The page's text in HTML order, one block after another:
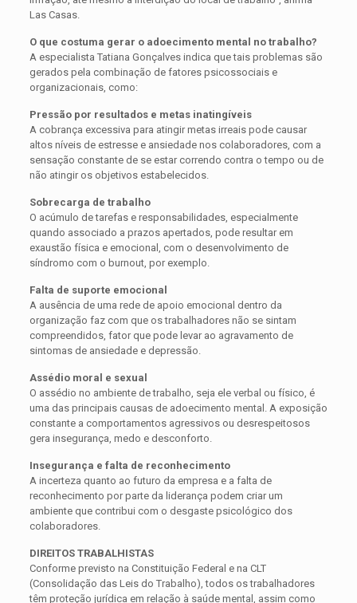
Las Casas.
O que costuma gerar o adoecimento mental no trabalho?
A especialista Tatiana Gonçalves indica que tais problemas são
gerados pela combinação de fatores psicossociais e
organizacionais, como:
Pressão por resultados e metas inatingíveis
A cobrança excessiva para atingir metas irreais pode causar
altos níveis de estresse e ansiedade nos colaboradores, com a
sensação constante de se estar correndo contra o tempo ou de
não atingir os objetivos estabelecidos.
Sobrecarga de trabalho
O acúmulo de tarefas e responsabilidades, especialmente
quando associado a prazos apertados, pode resultar em
exaustão física e emocional, com o desenvolvimento de
síndromo com o burnout, por exemplo.
Falta de suporte emocional
A ausência de uma rede de apoio emocional dentro da
organização faz com que os trabalhadores não se sintam
compreendidos, fator que pode levar ao agravamento de
sintomas de ansiedade e depressão.
Assédio moral e sexual
O assédio no ambiente de trabalho, seja ele verbal ou físico, é
uma das principais causas de adoecimento mental. A exposição
constante a comportamentos agressivos ou desrespeitosos
gera insegurança, medo e desconforto.
Insegurança e falta de reconhecimento
A incerteza quanto ao futuro da empresa e a falta de
reconhecimento por parte da liderança podem criar um
ambiente que contribui com o desgaste psicológico dos
colaboradores.
DIREITOS TRABALHISTAS
Conforme previsto na Constituição Federal e na CLT
(Consolidação das Leis do Trabalho), todos os trabalhadores
têm proteção jurídica em relação à saúde mental, assim como